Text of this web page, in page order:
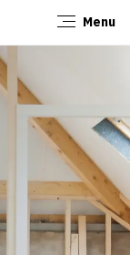
Menu
Sluiten